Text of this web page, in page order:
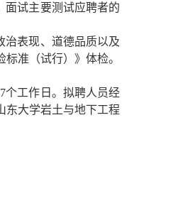
面试主要测试应聘者的
治表现、道德品质以及
准（试行）》体检。
7个工作日。拟聘人员经
东大学岩土与地下工程